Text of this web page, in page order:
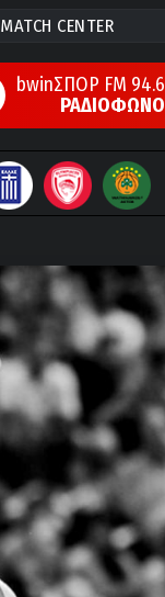
MATCH CENTER
bwinΣΠΟΡ FM 94.6
ΡΑΔΙΟΦΩΝΟ